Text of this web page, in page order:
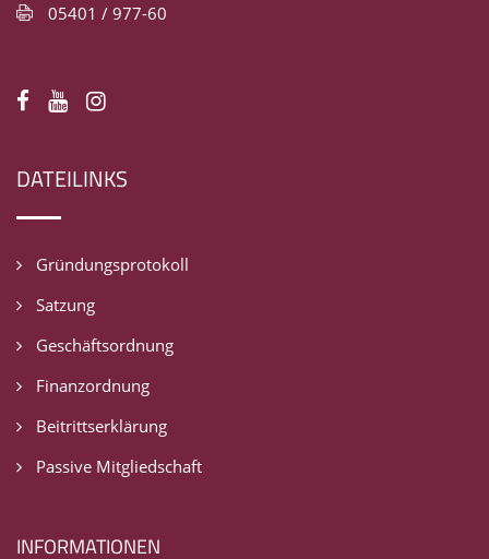
05401 / 977-60
DATEILINKS
Gründungsprotokoll
Satzung
Geschäftsordnung
Finanzordnung
Beitrittserklärung
Passive Mitgliedschaft
INFORMATIONEN